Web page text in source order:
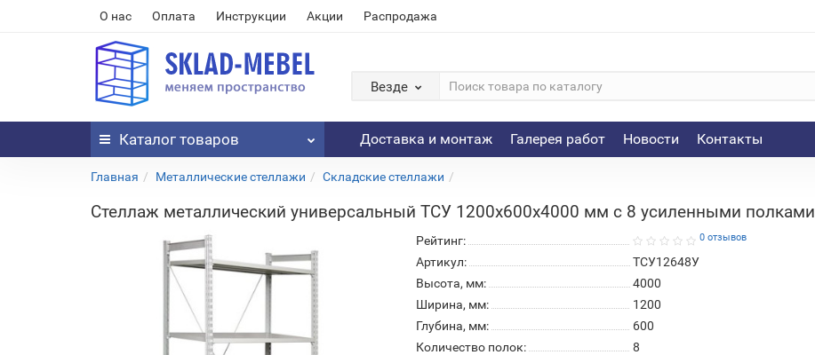
О нас Оплата Инструкции Акции Распродажа
Везде
Каталог товаров Доставка и монтаж Галерея работ Новости Контакты
Главная Металлические стеллажи Складские стеллажи
Стеллаж металлический универсальный ТСУ 1200х600х4000 мм с 8 усиленными полками
Рейтинг: 0 отзывов
Артикул:
ТСУ12648У
Высота, мм:
4000
Ширина, мм:
1200
Глубина, мм:
600
Количество полок:
8